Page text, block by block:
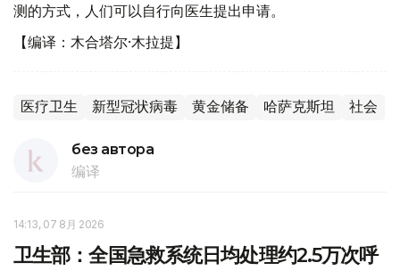
测的方式，人们可以自行向医生提出申请。
【编译：木合塔尔·木拉提】
医疗卫生 新型冠状病毒 黄金储备 哈萨克斯坦 社会
без автора
编译
14:13, 07 8月 2026
卫生部：全国急救系统日均处理约2.5万次呼